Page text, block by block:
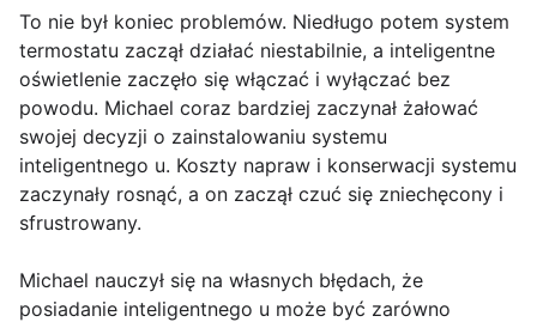
To nie był koniec problemów. Niedługo potem system
termostatu zaczął działać niestabilnie, a inteligentne
oświetlenie zaczęło się włączać i wyłączać bez
powodu. Michael coraz bardziej zaczynał żałować
swojej decyzji o zainstalowaniu systemu
inteligentnego u. Koszty napraw i konserwacji systemu
zaczynały rosnąć, a on zaczął czuć się zniechęcony i
sfrustrowany.
Michael nauczył się na własnych błędach, że
posiadanie inteligentnego u może być zarówno